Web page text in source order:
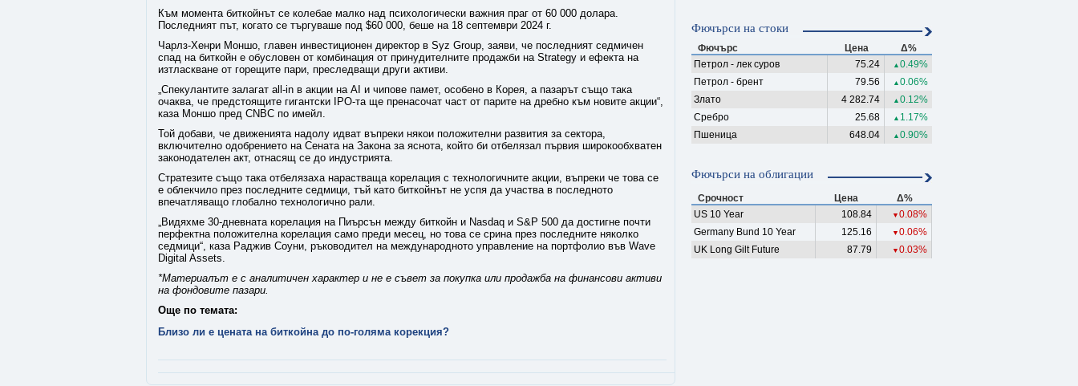
Към момента биткойнът се колебае малко над психологически важния праг от 60 000 долара.
Последният път, когато се търгуваше под $60 000, беше на 18 септември 2024 г.
Чарлз-Хенри Моншо, главен инвестиционен директор в Syz Group, заяви, че последният седмичен
спад на биткойн е обусловен от комбинация от принудителните продажби на Strategy и ефекта на
изтласкване от горещите пари, преследващи други активи.
„Спекулантите залагат all-in в акции на AI и чипове памет, особено в Корея, а пазарът също така
очаква, че предстоящите гигантски IPO-та ще пренасочат част от парите на дребно към новите акции“,
каза Моншо пред CNBC по имейл.
Той добави, че движенията надолу идват въпреки някои положителни развития за сектора,
включително одобрението на Сената на Закона за яснота, който би отбелязал първия широкообхватен
законодателен акт, отнасящ се до индустрията.
Стратезите също така отбелязаха нарастваща корелация с технологичните акции, въпреки че това се
е облекчило през последните седмици, тъй като биткойнът не успя да участва в последното
впечатляващо глобално технологично рали.
„Видяхме 30-дневната корелация на Пиърсън между биткойн и Nasdaq и S&P 500 да достигне почти
перфектна положителна корелация само преди месец, но това се срина през последните няколко
седмици“, каза Раджив Соуни, ръководител на международното управление на портфолио във Wave
Digital Assets.
*Материалът е с аналитичен характер и не е съвет за покупка или продажба на финансови активи
на фондовите пазари.
Още по темата:
Близо ли е цената на биткойна до по-голяма корекция?
Фючърси на стоки
Фючърс Цена
Δ%
Петрол - лек суров
75.24 ▲ 0.49%
Петрол - брент
79.56 ▲ 0.06%
Злато
4 282.74 ▲ 0.12%
Сребро
25.68 ▲ 1.17%
Пшеница
648.04 ▲ 0.90%
Фючърси на облигации
Срочност Цена
Δ%
US 10 Year
108.84 ▼ 0.08%
Germany Bund 10 Year
125.16 ▼ 0.06%
UK Long Gilt Future
87.79 ▼ 0.03%